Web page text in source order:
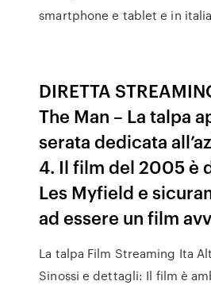
smartphone e tablet e in
DIRETTA
The Man – La talpa
serata dedicata
4. Il film del 2005 è
Les Myfield e
ad essere un film
La talpa Film Streaming Ita
Sinossi e dettagli: Il film è